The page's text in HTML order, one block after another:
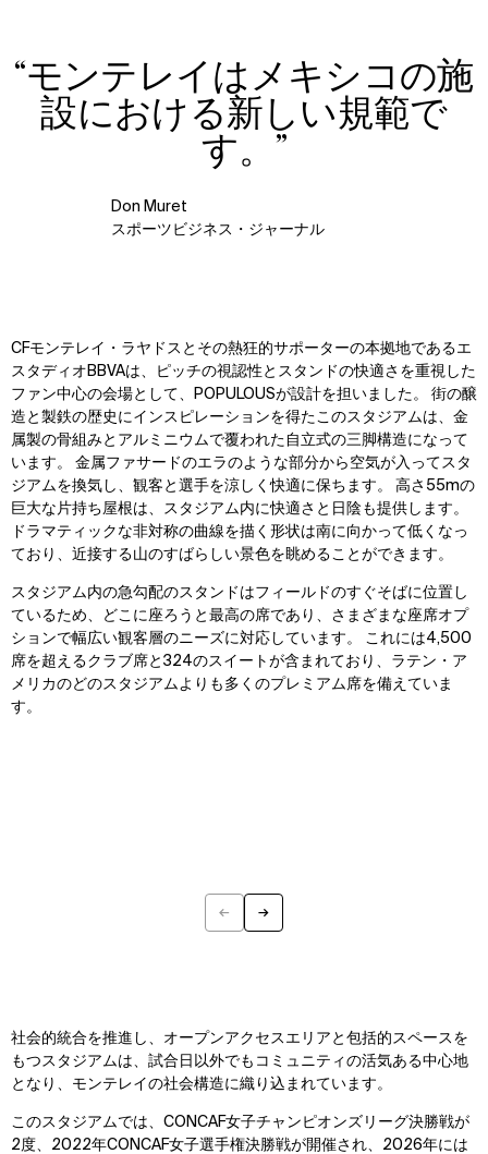
Zoom
Zoom
Zoom
“モンテレイはメキシコの施
設における新しい規範で
す。”
Don Muret
スポーツビジネス・ジャーナル
CFモンテレイ・ラヤドスとその熱狂的サポーターの本拠地であるエ
スタディオBBVAは、ピッチの視認性とスタンドの快適さを重視した
ファン中心の会場として、POPULOUSが設計を担いました。 街の醸
造と製鉄の歴史にインスピレーションを得たこのスタジアムは、金
属製の骨組みとアルミニウムで覆われた自立式の三脚構造になって
います。 金属ファサードのエラのような部分から空気が入ってスタ
ジアムを換気し、観客と選手を涼しく快適に保ちます。 高さ55mの
巨大な片持ち屋根は、スタジアム内に快適さと日陰も提供します。
ドラマティックな非対称の曲線を描く形状は南に向かって低くなっ
ており、近接する山のすばらしい景色を眺めることができます。
スタジアム内の急勾配のスタンドはフィールドのすぐそばに位置し
ているため、どこに座ろうと最高の席であり、さまざまな座席オプ
ションで幅広い観客層のニーズに対応しています。 これには4,500
席を超えるクラブ席と324のスイートが含まれており、ラテン・ア
メリカのどのスタジアムよりも多くのプレミアム席を備えていま
す。
← →
社会的統合を推進し、オープンアクセスエリアと包括的スペースを
もつスタジアムは、試合日以外でもコミュニティの活気ある中心地
となり、モンテレイの社会構造に織り込まれています。
このスタジアムでは、CONCAF女子チャンピオンズリーグ決勝戦が
2度、2022年CONCAF女子選手権決勝戦が開催され、2026年には